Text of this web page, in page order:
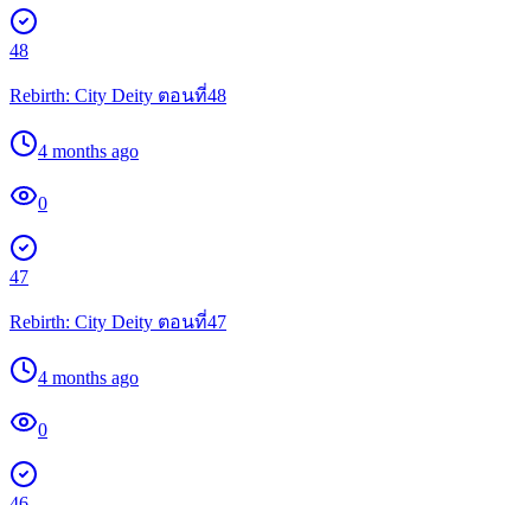
48
Rebirth: City Deity ตอนที่48
4 months ago
0
47
Rebirth: City Deity ตอนที่47
4 months ago
0